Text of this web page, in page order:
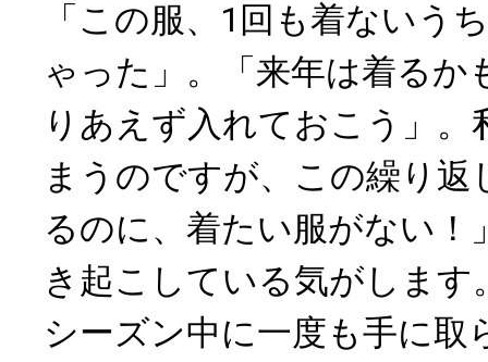
「この服、1回も着ないう
ゃった」。「来年は着るか
りあえず入れておこう」
まうのですが、この繰り返
るのに、着たい服がない！
き起こしている気がします
シーズン中に一度も手に取